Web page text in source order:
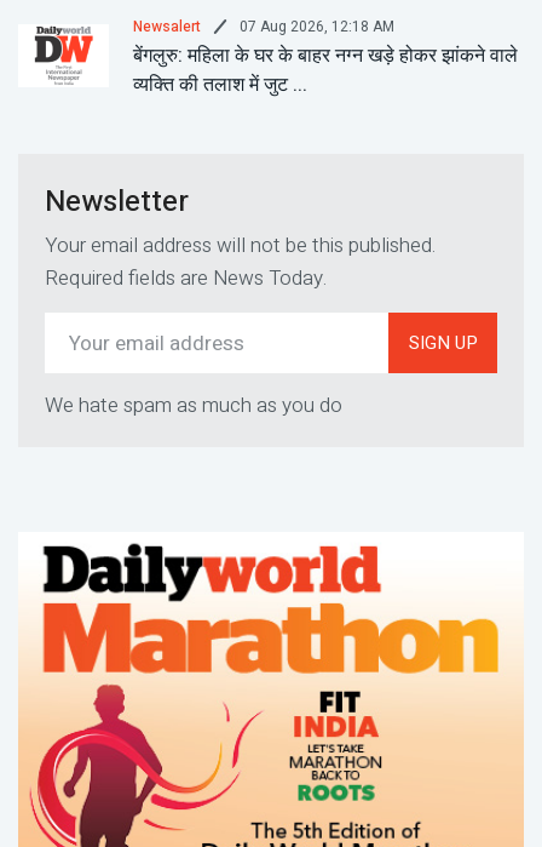
Newsalert 07 Aug 2026, 12:18 AM
बेंगलुरु: महिला के घर के बाहर नग्न खड़े होकर झांकने वाले
व्यक्ति की तलाश में जुट ...
Newsletter
Your email address will not be this published.
Required fields are News Today.
SIGN UP
We hate spam as much as you do